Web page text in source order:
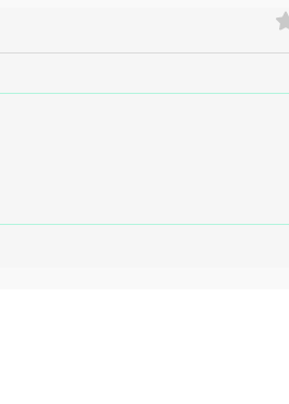
Vila Nova fora